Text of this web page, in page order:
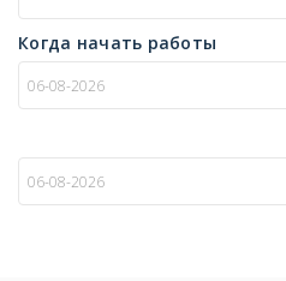
Когда начать работы
c
по